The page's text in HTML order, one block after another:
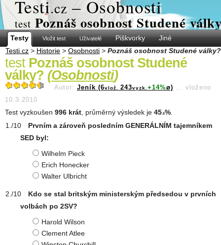
Testi.cz – Osobnosti
test Poznáš osobnost Studené
Testy Vložit test Uživatelé Piškvorky
Jiné
Testi.cz > Historie > Osobnosti > Poznáš osobnost Studené války?
test Poznáš osobnost Studené
války? (Osobnosti)
Autor: Jeník (6vlož. 243vyzk. +14%ø) ... vloženo
10.3.2010
Test vyzkoušen 996 krát , průměrný výsledek je 45 .8%
Prvním a zároveň posledním GENERÁLNÍM tajemníkem
SED byl:
Wilhelm Pieck
Erich Honecker
Walter Ulbricht
Kdo se stal britským ministerským předsedou v prvních
volbách po 2SV?
Harold Wilson
Clement Atlee